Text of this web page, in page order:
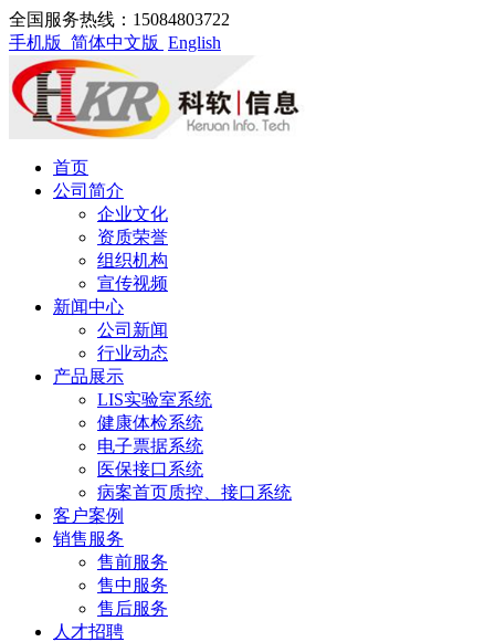
全国服务热线：15084803722
手机版 简体中文版 English
首页
公司简介
企业文化
资质荣誉
组织机构
宣传视频
新闻中心
公司新闻
行业动态
产品展示
LIS实验室系统
健康体检系统
电子票据系统
医保接口系统
病案首页质控、接口系统
客户案例
销售服务
售前服务
售中服务
售后服务
人才招聘